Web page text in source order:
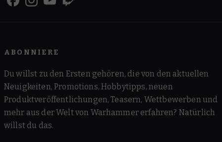
ABONNIERE
Du willst zu den Ersten gehören, die von den aktuellen
Neuigkeiten, Promotions, Hobbytipps, neuen
Produktveröffentlichungen, Teasern, Wettbewerben und
mehr aus der Welt von Warhammer erfahren? Natürlich
willst du das.